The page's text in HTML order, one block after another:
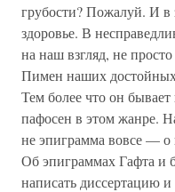
грубости? Пожалуй. И в
здоровье. В
на наш взгляд, не
Пимен наших
Тем более что он
пафосен в этом жанре.
не эпиграмма вовсе — о
Об эпиграммах Гафта и
написать диссертацию